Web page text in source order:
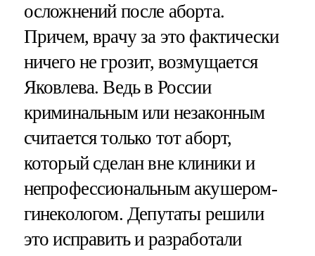
осложнений после аборта.
Причем, врачу за это фактически
ничего не грозит, возмущается
Яковлева. Ведь в России
криминальным или незаконным
считается только тот аборт,
который сделан вне клиники и
непрофессиональным акушером-
гинекологом. Депутаты решили
это исправить и разработали